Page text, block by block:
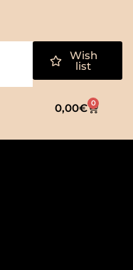
Wish
list
0,00€ 0